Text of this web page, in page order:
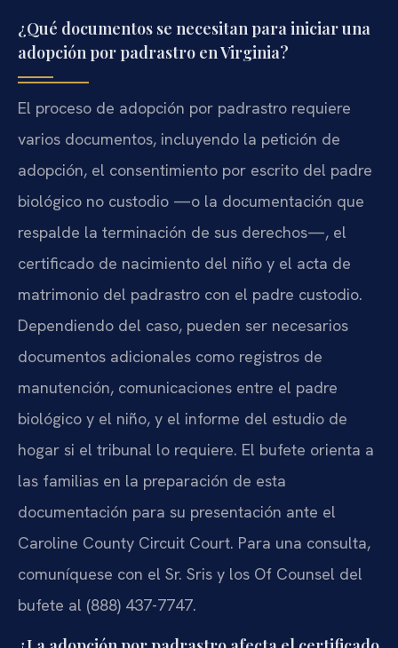
¿Qué documentos se necesitan para iniciar una
adopción por padrastro en Virginia?
El proceso de adopción por padrastro requiere
varios documentos, incluyendo la petición de
adopción, el consentimiento por escrito del padre
biológico no custodio —o la documentación que
respalde la terminación de sus derechos—, el
certificado de nacimiento del niño y el acta de
matrimonio del padrastro con el padre custodio.
Dependiendo del caso, pueden ser necesarios
documentos adicionales como registros de
manutención, comunicaciones entre el padre
biológico y el niño, y el informe del estudio de
hogar si el tribunal lo requiere. El bufete orienta a
las familias en la preparación de esta
documentación para su presentación ante el
Caroline County Circuit Court. Para una consulta,
comuníquese con el Sr. Sris y los Of Counsel del
bufete al (888) 437-7747.